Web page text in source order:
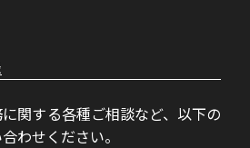
関する各種ご相談など、以下の
わせください。